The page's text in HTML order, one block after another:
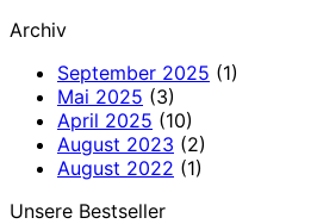
Archiv
September 2025 (1)
Mai 2025 (3)
April 2025 (10)
August 2023 (2)
August 2022 (1)
Unsere Bestseller